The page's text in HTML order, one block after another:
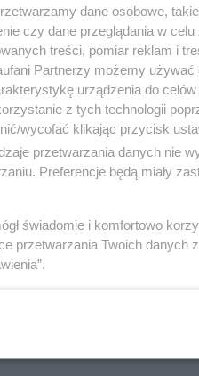
że powinnam
dane osobowe,
czy dane przeglądania w celu
treści, pomiar reklam i
Partnerzy możemy używać
urządzenia do
z tych technologii
wycofać klikając przycisk
przetwarzania danych nie
Preferencje będą miały
świadomie i komfortowo
przetwarzania Twoich danych